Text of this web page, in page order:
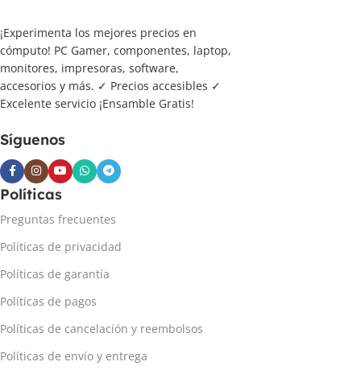
¡Experimenta los mejores precios en
cómputo! PC Gamer, componentes, laptop,
monitores, impresoras, software,
accesorios y más. ✓ Precios accesibles ✓
Excelente servicio ¡Ensamble Gratis!
Síguenos
Políticas
Preguntas frecuentes
Políticas de privacidad
Políticas de garantía
Políticas de pagos
Políticas de cancelación y reembolsos
Políticas de envío y entrega